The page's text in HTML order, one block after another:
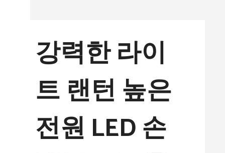
강력한 라이
트 랜턴 높은
전원 LED 손